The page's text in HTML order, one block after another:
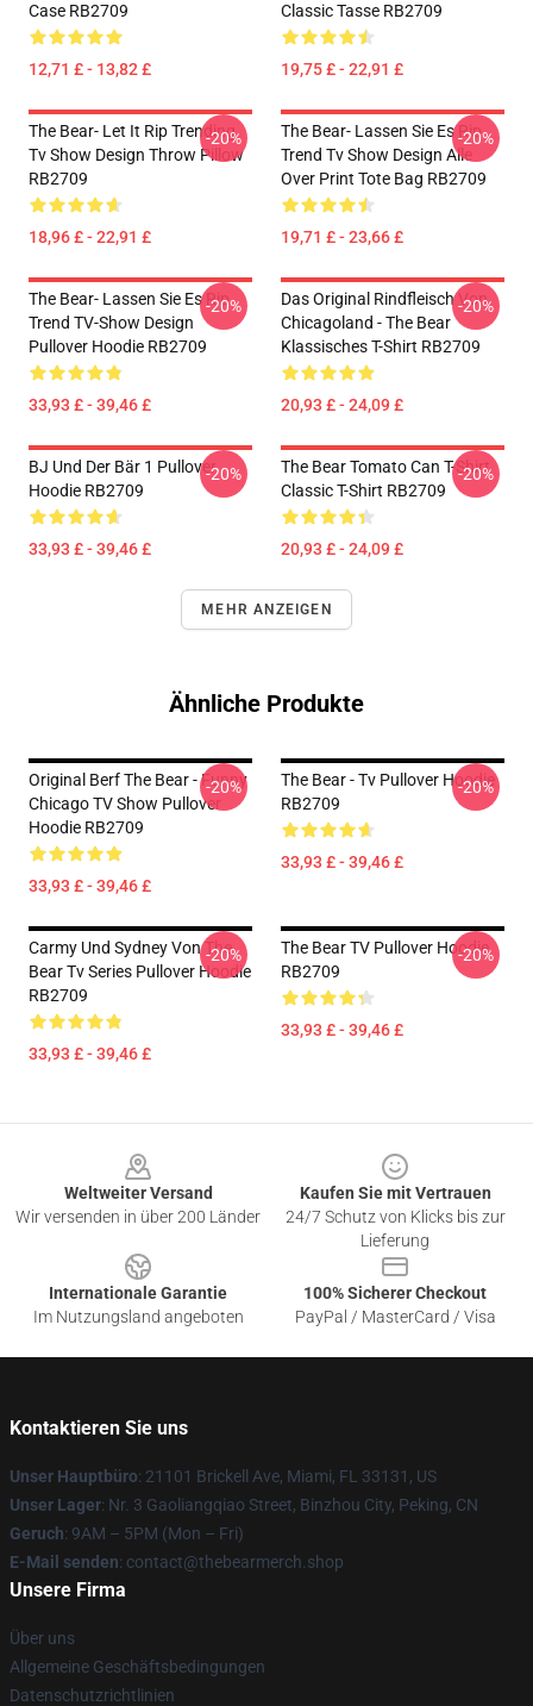
Case RB2709
12,71 £ - 13,82 £
Classic Tasse RB2709
19,75 £ - 22,91 £
The Bear- Let It Rip Trending
Tv Show Design Throw Pillow
RB2709
18,96 £ - 22,91 £
-20%
The Bear- Lassen Sie Es Rip
Trend Tv Show Design Alle
Over Print Tote Bag RB2709
19,71 £ - 23,66 £
-20%
The Bear- Lassen Sie Es Rip
Trend TV-Show Design
Pullover Hoodie RB2709
33,93 £ - 39,46 £
-20%
Das Original Rindfleisch Von
Chicagoland - The Bear
Klassisches T-Shirt RB2709
20,93 £ - 24,09 £
-20%
BJ Und Der Bär 1 Pullover
Hoodie RB2709
33,93 £ - 39,46 £
-20%
The Bear Tomato Can T-Shirt
Classic T-Shirt RB2709
20,93 £ - 24,09 £
-20%
MEHR ANZEIGEN
Ähnliche Produkte
Original Berf The Bear - Funny
Chicago TV Show Pullover
Hoodie RB2709
33,93 £ - 39,46 £
-20%
The Bear - Tv Pullover Hoodie
RB2709
33,93 £ - 39,46 £
-20%
Carmy Und Sydney Von The
Bear Tv Series Pullover Hoodie
RB2709
33,93 £ - 39,46 £
-20%
The Bear TV Pullover Hoodie
RB2709
33,93 £ - 39,46 £
-20%
Weltweiter Versand
Wir versenden in über 200 Länder
Kaufen Sie mit Vertrauen
24/7 Schutz von Klicks bis zur
Lieferung
Internationale Garantie
Im Nutzungsland angeboten
100% Sicherer Checkout
PayPal / MasterCard / Visa
Kontaktieren Sie uns
Unser Hauptbüro: 21101 Brickell Ave, Miami, FL 33131, US
Unser Lager: Nr. 3 Gaoliangqiao Street, Binzhou City, Peking, CN
Geruch: 9AM – 5PM (Mon – Fri)
E-Mail senden: contact@thebearmerch.shop
Unsere Firma
Über uns
Allgemeine Geschäftsbedingungen
Datenschutzrichtlinien